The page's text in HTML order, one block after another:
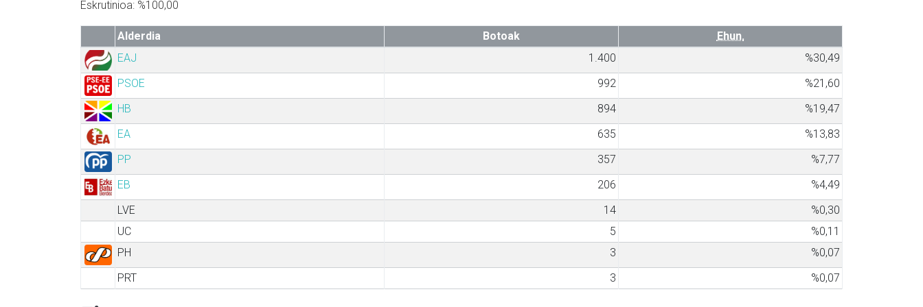
Eskrutinioa: %100,00
Alderdia Botoak
Ehun.
EAJ
1.400
%30,49
PSOE
992
%21,60
HB
894
%19,47
EA
635
%13,83
PP
357
%7,77
EB
206
%4,49
LVE
14
%0,30
UC
5
%0,11
PH
3
%0,07
PRT
3 %0,07